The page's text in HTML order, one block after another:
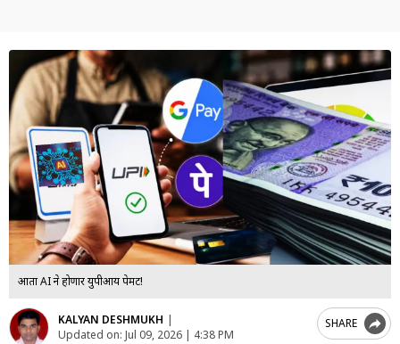
आता AI ने होणार युपीआय पेमेंट!
KALYAN DESHMUKH |
Updated on: Jul 09, 2026 | 4:38 PM
SHARE